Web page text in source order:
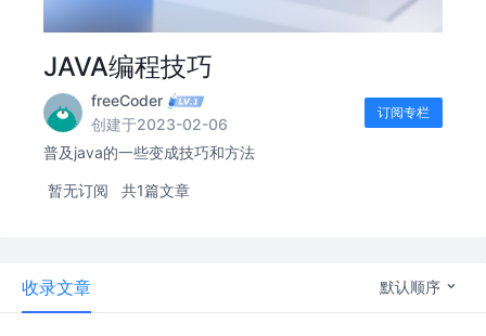
JAVA编程技巧
freeCoder
创建于2023-02-06
订阅专栏
普及java的一些变成技巧和方法
暂无订阅 共1篇文章
收录文章 默认顺序